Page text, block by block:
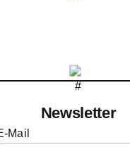
Newsletter
Mail